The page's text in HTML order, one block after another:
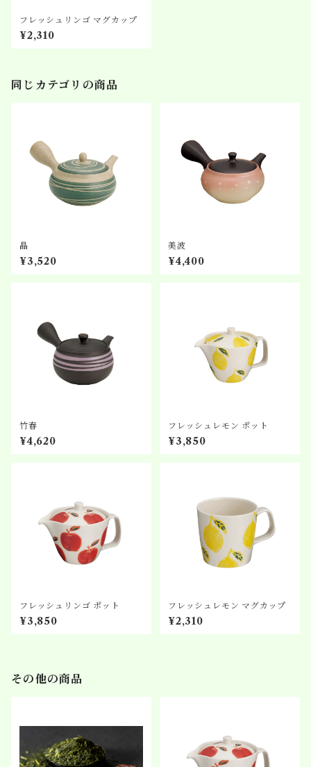
フレッシュリンゴ マグカップ
¥2,310
同じカテゴリの商品
晶
¥3,520
美波
¥4,400
竹春
¥4,620
フレッシュレモン ポット
¥3,850
フレッシュリンゴ ポット
¥3,850
フレッシュレモン マグカップ
¥2,310
その他の商品